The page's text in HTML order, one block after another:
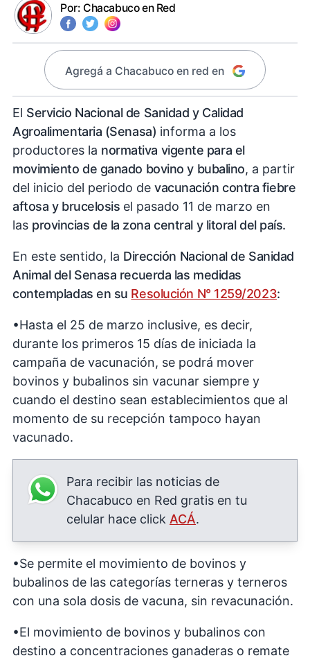
Por: Chacabuco en Red
Agregá a Chacabuco en red en
El Servicio Nacional de Sanidad y Calidad
Agroalimentaria (Senasa) informa a los
productores la normativa vigente para el
movimiento de ganado bovino y bubalino, a partir
del inicio del periodo de vacunación contra fiebre
aftosa y brucelosis el pasado 11 de marzo en
las provincias de la zona central y litoral del país.
En este sentido, la Dirección Nacional de Sanidad
Animal del Senasa recuerda las medidas
contempladas en su Resolución N° 1259/2023:
•Hasta el 25 de marzo inclusive, es decir,
durante los primeros 15 días de iniciada la
campaña de vacunación, se podrá mover
bovinos y bubalinos sin vacunar siempre y
cuando el destino sean establecimientos que al
momento de su recepción tampoco hayan
vacunado.
Para recibir las noticias de
Chacabuco en Red gratis en tu
celular hace click ACÁ.
•Se permite el movimiento de bovinos y
bubalinos de las categorías terneras y terneros
con una sola dosis de vacuna, sin revacunación.
•El movimiento de bovinos y bubalinos con
destino a concentraciones ganaderas o remate